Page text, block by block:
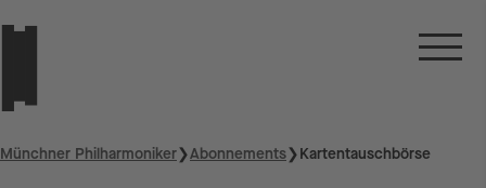
Münchner Philharmoniker❯Abonnements❯Kartentauschbörse